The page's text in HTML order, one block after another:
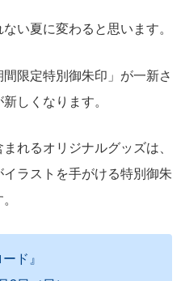
い夏に変わると思います。
限定特別御朱印」が一新さ
しくなります。
れるオリジナルグッズは、
ラストを手がける特別御朱
ド』